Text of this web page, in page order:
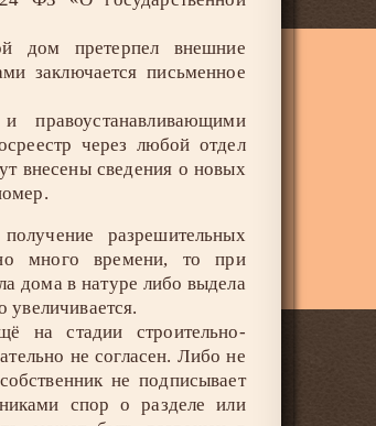
дом претерпел внешние
заключается письменное
через любой отдел
внесены сведения о новых
разрешительных
много времени, то при
дома в натуре либо выдела
увеличивается.
на стадии строительно-
не согласен. Либо не
не подписывает
спор о разделе или